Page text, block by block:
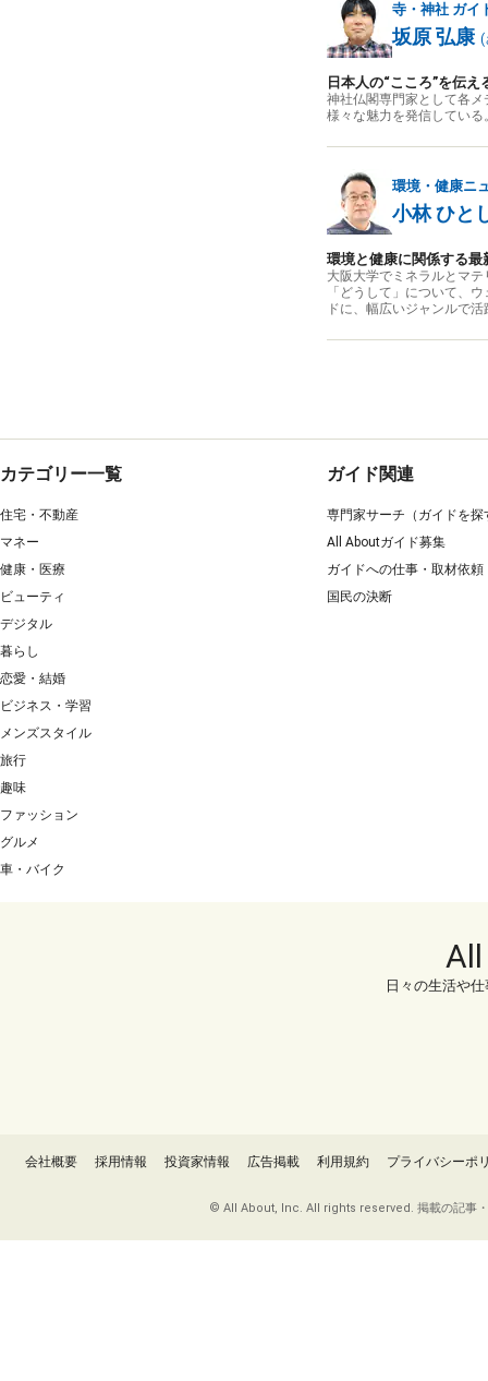
寺・神社 ガイ
坂原 弘康 (
日本人の“こころ”を伝
神社仏閣専門家として各メ
様々な魅力を発信している
環境・健康ニ
小林 ひと
環境と健康に関係する
大阪大学でミネラルとマ
「どうして」について、
ドに、幅広いジャンルで活
カテゴリー一覧
住宅・不動産
マネー
健康・医療
ビューティ
デジタル
暮らし
恋愛・結婚
ビジネス・学習
メンズスタイル
旅行
趣味
ファッション
グルメ
車・バイク
ガイド関連
専門家サーチ（ガイドを探
All Aboutガイド募集
ガイドへの仕事・取材依頼
国民の決断
日々の生活や
会社概要 採用情報 投資家情報 広告掲載 利用規約 プライバシーポ
© All About, Inc. All rights reserved. 掲載の記事・